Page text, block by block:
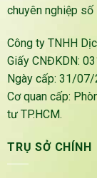
chuyên nghiệp
Công ty TNHH
Giấy CNĐKDN:
Ngày cấp: 31/
Cơ quan cấp:
tư TP.HCM.
TRỤ SỞ CHÍNH